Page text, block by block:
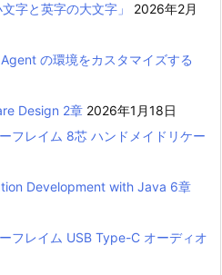
字と英字の大文字」
2026年2月
の環境をカスタマイズする
Design 2章 2026年1月18日
フレイム 8芯 ハンドメイドリケー
Development with Java 6章
フレイム USB Type-C オーディオ